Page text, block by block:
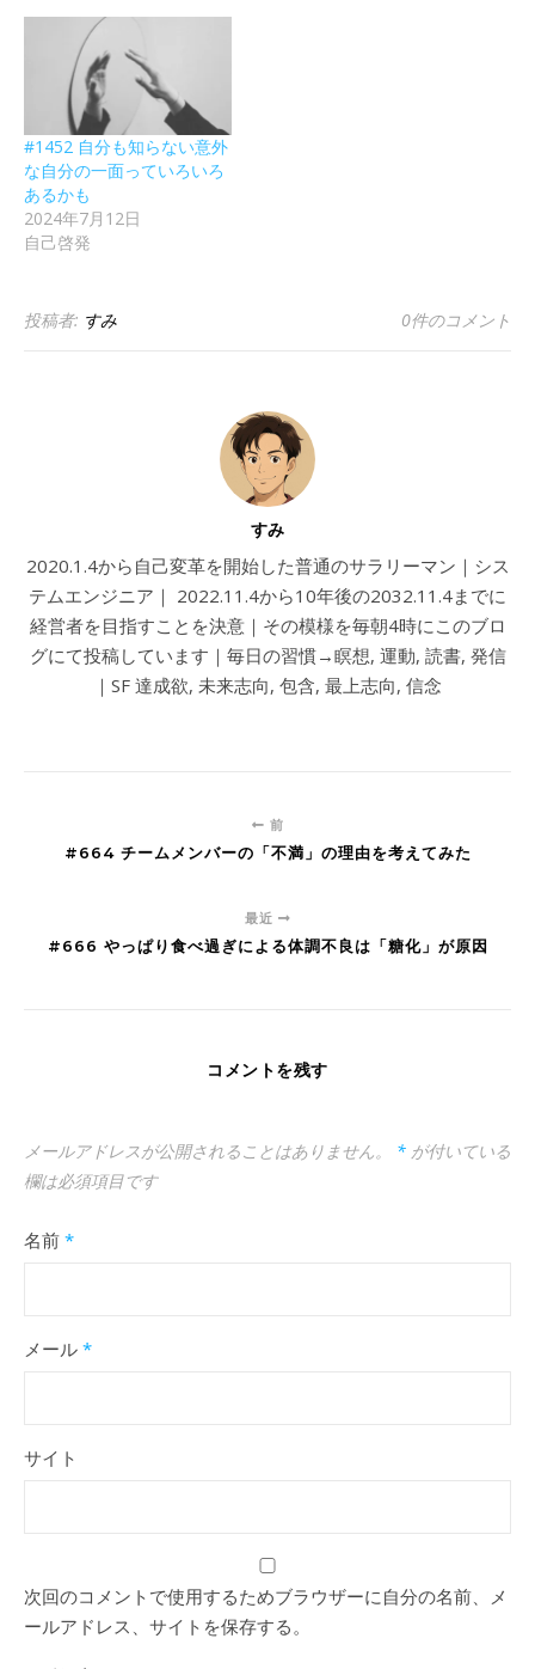
#1452 自分も知らない意外
な自分の一面っていろいろ
あるかも
2024年7月12日
自己啓発
投稿者: すみ 0件のコメント
すみ
2020.1.4から自己変革を開始した普通のサラリーマン｜シス
テムエンジニア｜ 2022.11.4から10年後の2032.11.4までに
経営者を目指すことを決意｜その模様を毎朝4時にこのブロ
グにて投稿しています｜毎日の習慣→瞑想, 運動, 読書, 発信
｜SF 達成欲, 未来志向, 包含, 最上志向, 信念
前
#664 チームメンバーの「不満」の理由を考えてみた
最近
#666 やっぱり食べ過ぎによる体調不良は「糖化」が原因
コメントを残す
メールアドレスが公開されることはありません。 * が付いている
欄は必須項目です
名前 *
メール *
サイト
次回のコメントで使用するためブラウザーに自分の名前、メ
ールアドレス、サイトを保存する。